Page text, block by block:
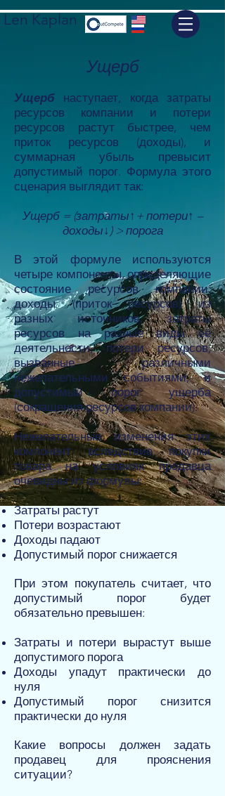
Len Kaplan
Ущерб
Ущерб наступает, когда затраты
ресурсов компании и потери
ресурсов растут быстрее, чем
приток ресурсов (доходы), и
суммарная убыль превысит
допустимый порог. Формула этого
сценария выглядит так:
Ущерб = (затраты↑+ потери↑ –
доходы↓) > порога
В этой формуле используются
четыре компоненты, определяющие
состояние ресурсов компании:
доходы (приток ресурсов) из
разных источников, затраты
ресурсов на разные виды её
деятельности, потери ресурсов,
вызванные различными
нежелательными событиями, и
допустимый порог ущерба
(сокращения ресурсов компании).
Нежелательные изменения этих
компонент вследствие покупки
товара на условиях продавца
очевидны из формулы:
Затраты растут
Потери возрастают
Доходы падают
Допустимый порог снижается
При этом покупатель считает, что
допустимый порог будет
обязательно превышен:
Затраты и потери вырастут выше
допустимого порога
Доходы упадут практически до
нуля
Допустимый порог снизится
практически до нуля
Какие вопросы должен задать
продавец для прояснения
ситуации?